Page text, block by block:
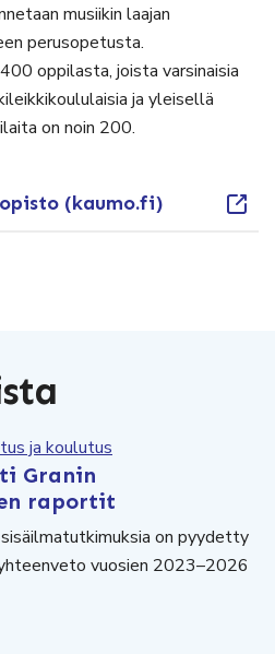
musiikin laajan
perusopetusta.
oppilasta, joista varsinaisia
ja yleisellä
on noin 200.
(kaumo.fi)
ja koulutus
Granin
raportit
on pyydetty
vuosien 2023–2026